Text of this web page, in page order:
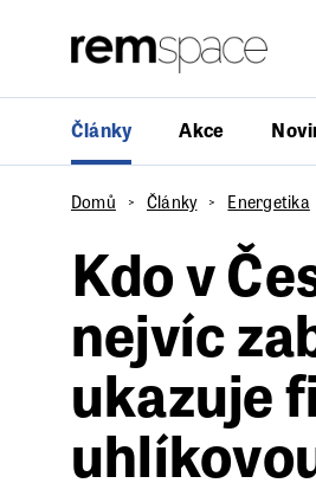
Články Akce
Domů Články Energetika
Kdo v
nejvíc
ukazuje